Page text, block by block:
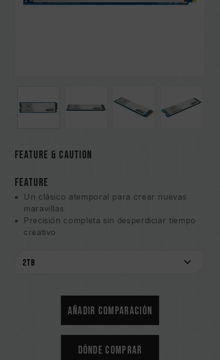
FEATURE & CAUTION
FEATURE
Un clásico atemporal para crear nuevas
maravillas
Precisión completa sin desperdiciar tiempo
creativo
Flash IC especialmente elegido para liberar
mecanismo de eliminación de errores
Añadir comparación
Dónde comprar